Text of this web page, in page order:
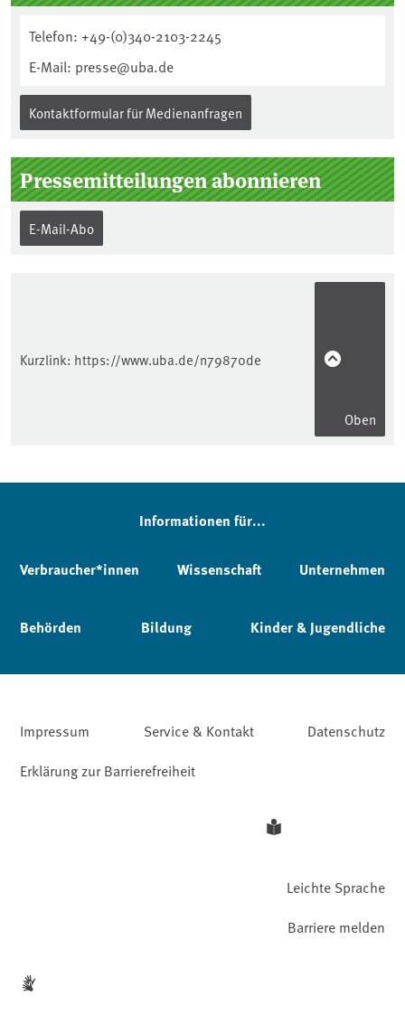
Telefon: +49-(0)340-2103-2245
E-Mail: presse@uba.de
Kontaktformular für Medienanfragen
Pressemitteilungen abonnieren
E-Mail-Abo
Kurzlink: https://www.uba.de/n79870de
Oben
Informationen für...
Verbraucher*innen Wissenschaft Unternehmen
Behörden Bildung Kinder & Jugendliche
Impressum Service & Kontakt
Datenschutz
Erklärung zur Barrierefreiheit
Leichte Sprache
Barriere melden